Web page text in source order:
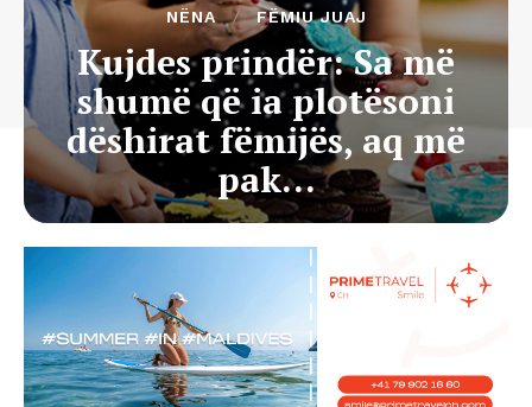
NËNA FËMIU JUAJ
Kujdes prindër: Sa më
shumë që ia plotësoni
dëshirat fëmijës, aq më
pak…